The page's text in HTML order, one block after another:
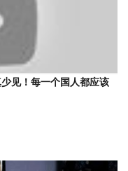
见！每一个国人都应该